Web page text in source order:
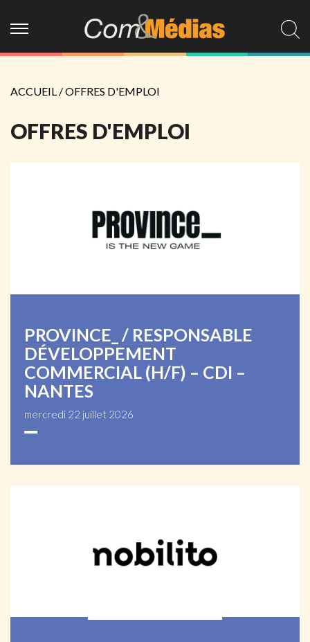
ACCUEIL / OFFRES D'EMPLOI
OFFRES D'EMPLOI
PROVINCE_ / RESPONSABLE
DÉVELOPPEMENT
COMMERCIAL (H/F) – CDI –
NANTES
mercredi 22 juillet 2026